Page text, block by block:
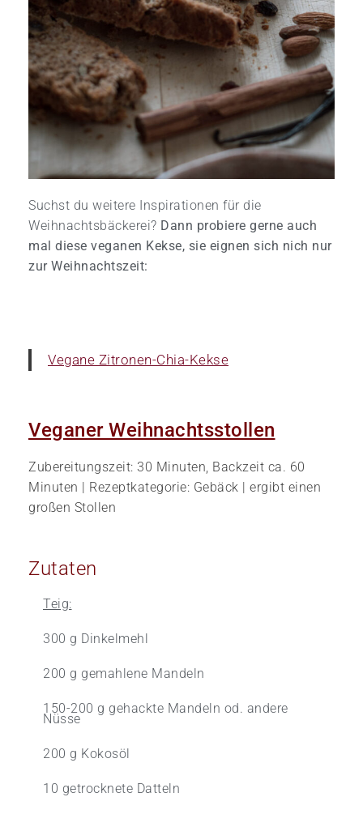
Suchst du weitere Inspirationen für die
Weihnachtsbäckerei? Dann probiere gerne auch
mal diese veganen Kekse, sie eignen sich nich nur
zur Weihnachtszeit:
Vegane Zitronen-Chia-Kekse
Veganer Weihnachtsstollen
Zubereitungszeit: 30 Minuten, Backzeit ca. 60
Minuten | Rezeptkategorie: Gebäck | ergibt einen
großen Stollen
Zutaten
Teig:
300 g Dinkelmehl
200 g gemahlene Mandeln
150-200 g gehackte Mandeln od. andere
Nüsse
200 g Kokosöl
10 getrocknete Datteln